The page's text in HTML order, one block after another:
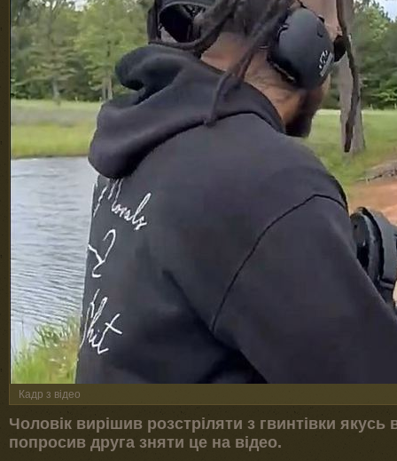
Кадр з відео
Чоловік вирішив розстріляти з гвинтівки
попросив друга зняти це на відео.